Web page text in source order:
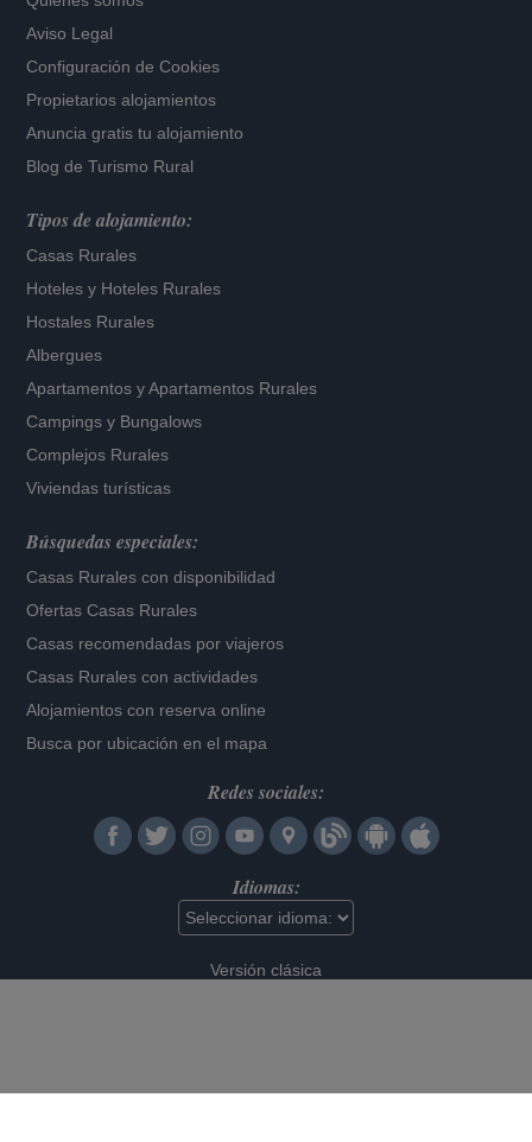
Aviso Legal
Configuración de Cookies
Propietarios alojamientos
Anuncia gratis tu alojamiento
Blog de Turismo Rural
Tipos de alojamiento:
Casas Rurales
Hoteles y Hoteles Rurales
Hostales Rurales
Albergues
Apartamentos yApartamentos Rurales
Campings y Bungalows
Complejos Rurales
Viviendas turísticas
Búsquedas especiales:
Casas Rurales con disponibilidad
Ofertas Casas Rurales
Casas recomendadas por viajeros
Casas Rurales con actividades
Alojamientos con reserva online
Busca por ubicación en el mapa
Redes sociales:
Idiomas:
Versión clásica